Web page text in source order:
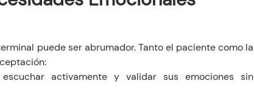
puede ser abrumador. Tanto el paciente como la
activamente y validar sus emociones sin